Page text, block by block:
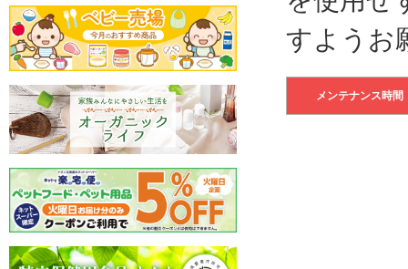
すようお
メンテナンス時間